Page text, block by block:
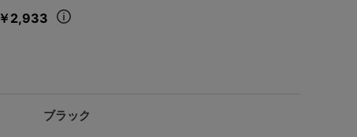
￥2,933
ブラック